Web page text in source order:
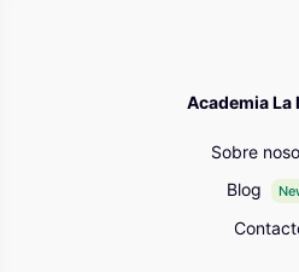
Academia La
Sobre
Blog